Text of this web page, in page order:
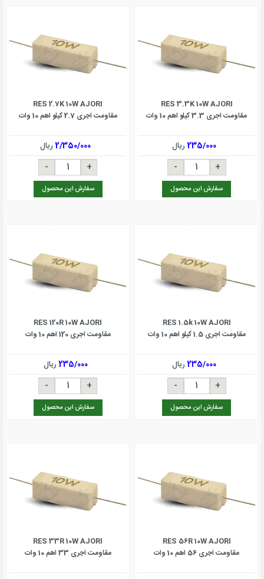
RES 3.3K 10W AJORI
مقاومت اجری 3.3 کیلو اهم 10 وات
235/000ریال
سفارش این محصول
RES 2.7K 10W AJORI
مقاومت اجری 2.7 کیلو اهم 10 وات
2/350/000ریال
سفارش این محصول
RES 1.5k 10W AJORI
مقاومت اجری 1.5 کیلو اهم 10 وات
235/000ریال
سفارش این محصول
RES 120R 10W AJORI
مقاومت اجری 120 اهم 10 وات
235/000ریال
سفارش این محصول
RES 56R 10W AJORI
مقاومت اجری 56 اهم 10 وات
RES 33R 10W AJORI
مقاومت اجری 33 اهم 10 وات